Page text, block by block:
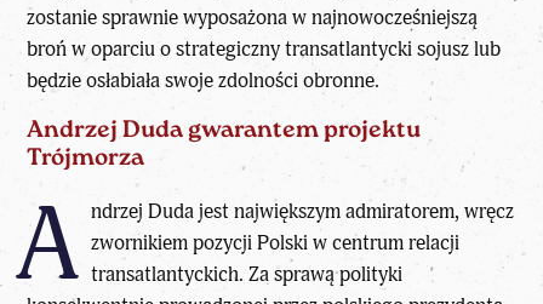
zostanie sprawnie wyposażona w najnowocześniejszą
broń w oparciu o strategiczny transatlantycki sojusz lub
będzie osłabiała swoje zdolności obronne.
Andrzej Duda gwarantem projektu
Trójmorza
A ndrzej Duda jest największym admiratorem, wręcz
zwornikiem pozycji Polski w centrum relacji
transatlantyckich. Za sprawą polityki